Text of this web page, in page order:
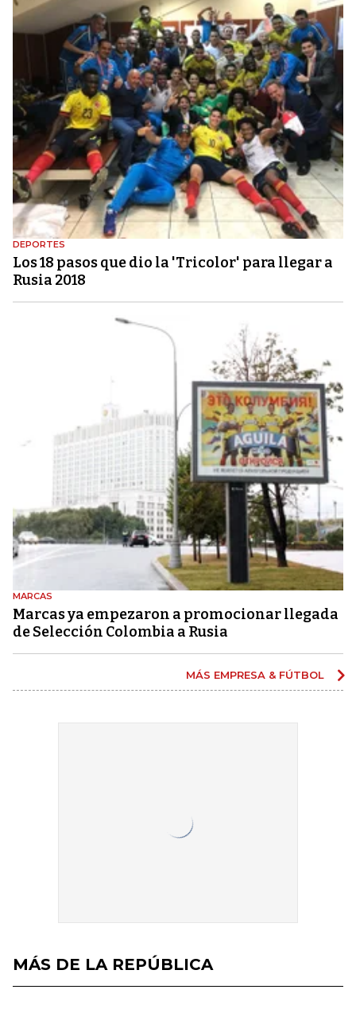
DEPORTES
Los 18 pasos que dio la 'Tricolor' para llegar a
Rusia 2018
MARCAS
Marcas ya empezaron a promocionar llegada
de Selección Colombia a Rusia
MÁS EMPRESA & FÚTBOL
MÁS DE LA REPÚBLICA